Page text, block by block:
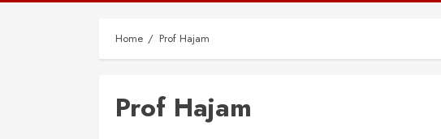
Home Prof Hajam
Prof Hajam